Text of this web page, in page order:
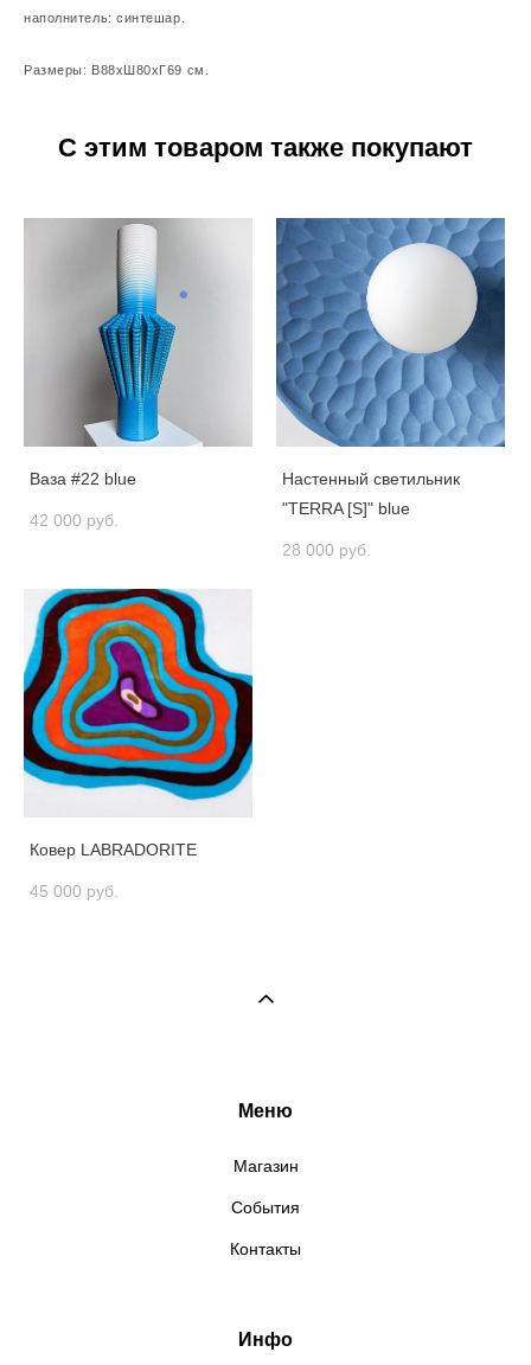
наполнитель: синтешар.
Размеры: В88хШ80хГ69 см.
С этим товаром также покупают
Ваза #22 blue
42 000 pуб.
Настенный светильник
"TERRA [S]" blue
28 000 pуб.
Ковер LABRADORITE
45 000 pуб.
Меню
Магазин
События
Контакты
Инфо